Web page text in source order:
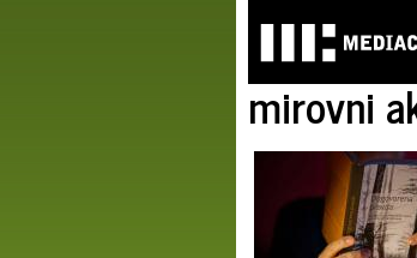
mirovni